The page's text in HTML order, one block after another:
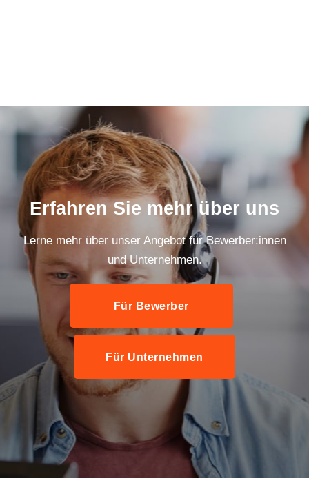
Erfahren Sie mehr über uns
Lerne mehr über unser Angebot für Bewerber:innen
und Unternehmen.
Für Bewerber
Für Unternehmen